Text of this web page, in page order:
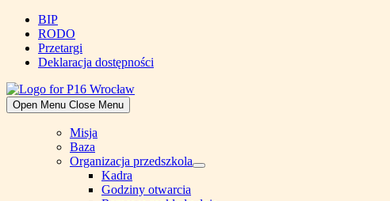
Skip
content
BIP
RODO
Przetargi
Deklaracja dostępności
Open Menu Close Menu
Misja
Baza
Organizacja przedszkola
Show
Kadra
Godziny otwarcia